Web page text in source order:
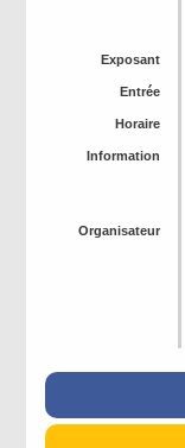
Exposant
Entrée
Horaire
Information
Organisateur